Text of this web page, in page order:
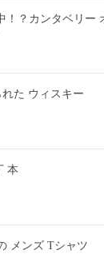
！？カンタベリー
た ウィスキー
本
メンズ Tシャツ